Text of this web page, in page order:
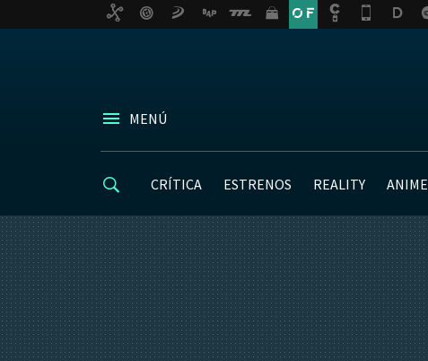
MENÚ
CRÍTICA ESTRENOS REALITY ANIME